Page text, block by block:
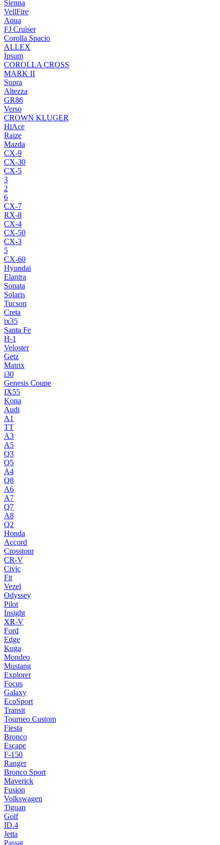
Sienna
VellFire
Aqua
FJ Cruiser
Corolla Spacio
ALLEX
Ipsum
COROLLA CROSS
MARK II
Supra
Altezza
GR86
Verso
CROWN KLUGER
HiAce
Raize
Mazda
CX-9
CX-30
CX-5
3
2
6
CX-7
RX-8
CX-4
CX-50
CX-3
5
CX-60
Hyundai
Elantra
Sonata
Solaris
Tucson
Creta
ix35
Santa Fe
H-1
Veloster
Getz
Matrix
i30
Genesis Coupe
IX55
Kona
Audi
A1
TT
A3
A5
Q3
Q5
A4
Q8
A6
A7
Q7
A8
Q2
Honda
Accord
Crosstour
CR-V
Civic
Fit
Vezel
Odyssey
Pilot
Insight
XR-V
Ford
Edge
Kuga
Mondeo
Mustang
Explorer
Focus
Galaxy
EcoSport
Transit
Tourneo Custom
Fiesta
Bronco
Escape
F-150
Ranger
Bronco Sport
Maverick
Fusion
Volkswagen
Tiguan
Golf
ID.4
Jetta
Passat